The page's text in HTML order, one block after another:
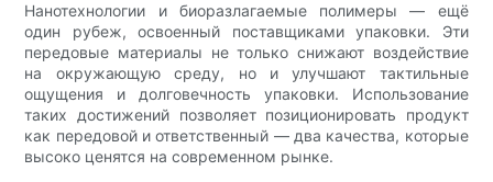
Нанотехнологии и биоразлагаемые полимеры — ещё
один рубеж, освоенный поставщиками упаковки. Эти
передовые материалы не только снижают воздействие
на окружающую среду, но и улучшают тактильные
ощущения и долговечность упаковки. Использование
таких достижений позволяет позиционировать продукт
как передовой и ответственный — два качества, которые
высоко ценятся на современном рынке.